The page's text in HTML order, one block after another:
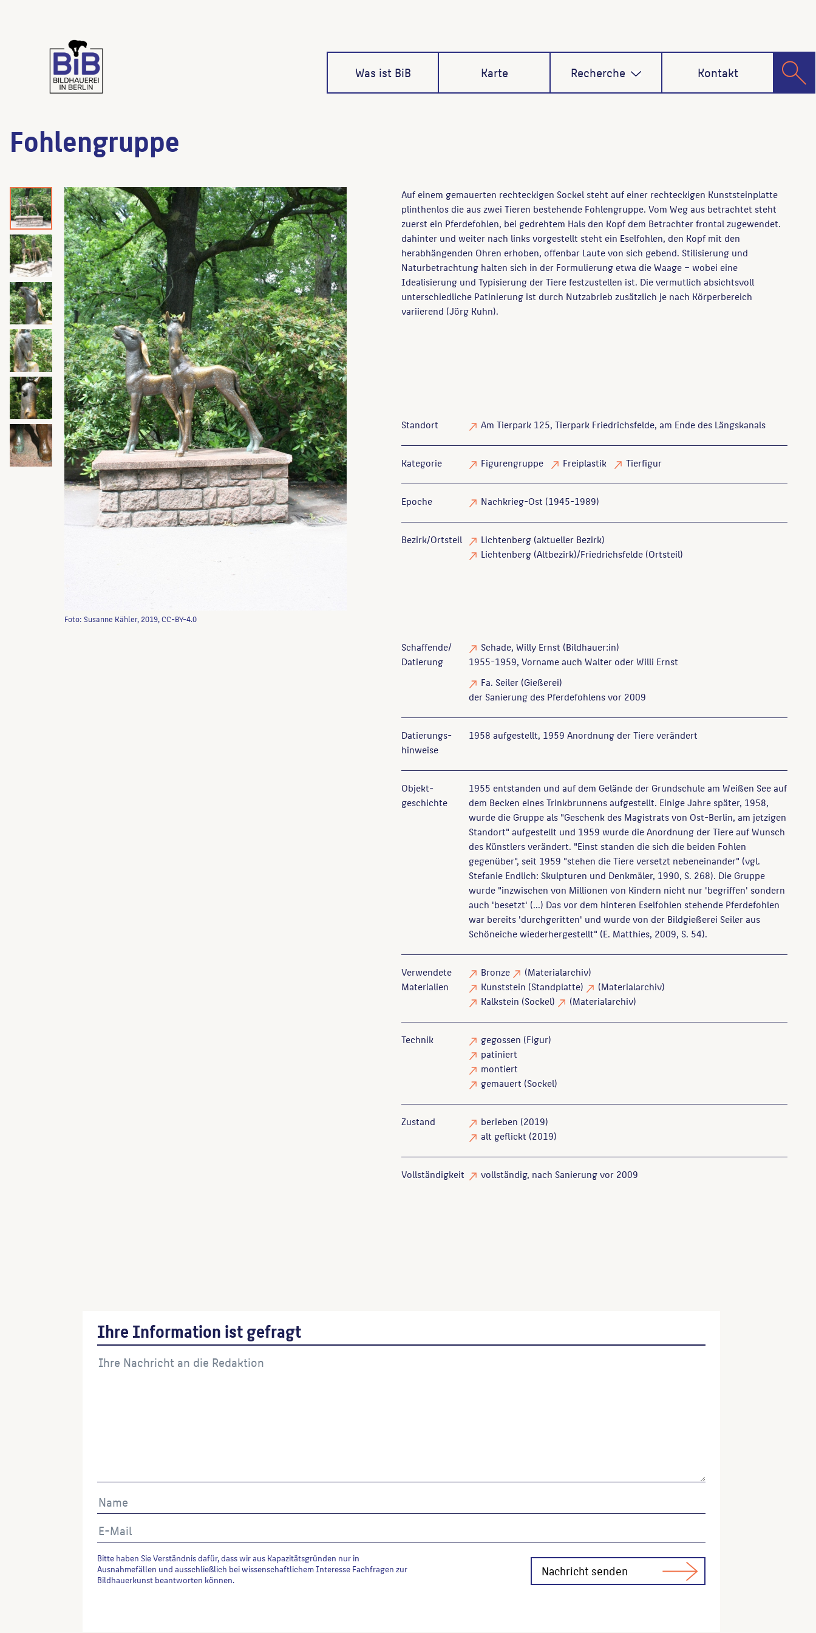
Was ist BiB Karte Recherche Kontakt
Fohlengruppe
Foto: Susanne Kähler, 2019, CC-BY-4.0
Auf einem gemauerten rechteckigen Sockel steht auf einer rechteckigen Kunststeinplatte
plinthenlos die aus zwei Tieren bestehende Fohlengruppe. Vom Weg aus betrachtet steht
zuerst ein Pferdefohlen, bei gedrehtem Hals den Kopf dem Betrachter frontal zugewendet.
dahinter und weiter nach links vorgestellt steht ein Eselfohlen, den Kopf mit den
herabhängenden Ohren erhoben, offenbar Laute von sich gebend. Stilisierung und
Naturbetrachtung halten sich in der Formulierung etwa die Waage – wobei eine
Idealisierung und Typisierung der Tiere festzustellen ist. Die vermutlich absichtsvoll
unterschiedliche Patinierung ist durch Nutzabrieb zusätzlich je nach Körperbereich
variierend (Jörg Kuhn).
Standort Am Tierpark 125, Tierpark Friedrichsfelde, am Ende des Längskanals
Kategorie Figurengruppe Freiplastik Tierfigur
Epoche Nachkrieg-Ost (1945-1989)
Bezirk/Ortsteil
Lichtenberg (aktueller Bezirk)
Lichtenberg (Altbezirk)/Friedrichsfelde (Ortsteil)
Schaffende/
Datierung
Schade, Willy Ernst (Bildhauer:in)
1955-1959, Vorname auch Walter oder Willi Ernst
Fa. Seiler (Gießerei)
der Sanierung des Pferdefohlens vor 2009
Datierungs­
hinweise
1958 aufgestellt, 1959 Anordnung der Tiere verändert
Objekt­
geschichte
1955 entstanden und auf dem Gelände der Grundschule am Weißen See auf
dem Becken eines Trinkbrunnens aufgestellt. Einige Jahre später, 1958,
wurde die Gruppe als "Geschenk des Magistrats von Ost-Berlin, am jetzigen
Standort" aufgestellt und 1959 wurde die Anordnung der Tiere auf Wunsch
des Künstlers verändert. "Einst standen die sich die beiden Fohlen
gegenüber", seit 1959 "stehen die Tiere versetzt nebeneinander" (vgl.
Stefanie Endlich: Skulpturen und Denkmäler, 1990, S. 268). Die Gruppe
wurde "inzwischen von Millionen von Kindern nicht nur 'begriffen' sondern
auch 'besetzt' (...) Das vor dem hinteren Eselfohlen stehende Pferdefohlen
war bereits 'durchgeritten' und wurde von der Bildgießerei Seiler aus
Schöneiche wiederhergestellt" (E. Matthies, 2009, S. 54).
Verwendete
Materialien
Bronze
(Materialarchiv)
Kunststein (Standplatte)
(Materialarchiv)
Kalkstein (Sockel) (Materialarchiv)
Technik gegossen (Figur)
patiniert
montiert
gemauert (Sockel)
Zustand berieben (2019)
alt geflickt (2019)
Vollständigkeit vollständig, nach Sanierung vor 2009
Wenn Sie einzelne Inhalte von dieser Website verwenden möchten, zitieren Sie bitte wie
Ihre Information ist gefragt
Bitte haben Sie Verständnis dafür, dass wir aus Kapazitätsgründen nur in
Ausnahmefällen und ausschließlich bei wissenschaftlichem Interesse Fachfragen zur
Bildhauerkunst beantworten können.